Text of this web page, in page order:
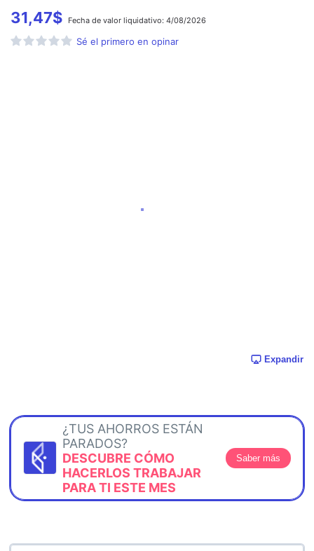
31,47$ Fecha de valor liquidativo: 4/08/2026
Sé el primero en opinar
Expandir
¿TUS AHORROS ESTÁN
PARADOS?
DESCUBRE CÓMO
HACERLOS TRABAJAR
PARA TI ESTE MES
Saber más